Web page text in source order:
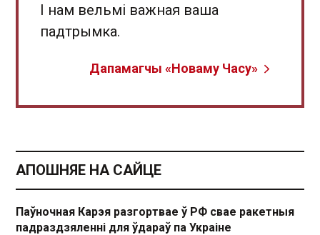
І нам вельмі важная ваша
падтрымка.
Дапамагчы «Новаму Часу»
АПОШНЯЕ НА САЙЦЕ
Паўночная Карэя разгортвае ў РФ свае ракетныя
падраздзяленні для ўдараў па Украіне